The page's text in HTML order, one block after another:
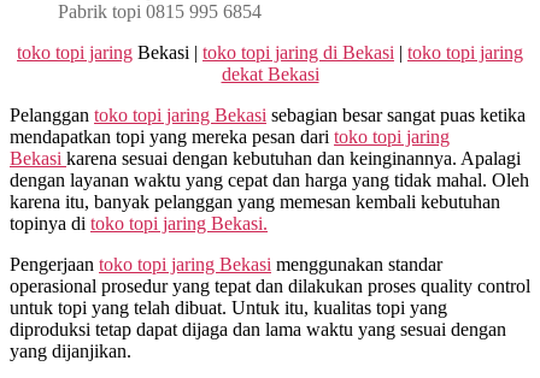
Pabrik topi 0815 995 6854
toko topi jaring Bekasi | toko topi jaring di Bekasi | toko topi jaring
dekat Bekasi
Pelanggan toko topi jaring Bekasi sebagian besar sangat puas ketika
mendapatkan topi yang mereka pesan dari toko topi jaring
Bekasi karena sesuai dengan kebutuhan dan keinginannya. Apalagi
dengan layanan waktu yang cepat dan harga yang tidak mahal. Oleh
karena itu, banyak pelanggan yang memesan kembali kebutuhan
topinya di toko topi jaring Bekasi.
Pengerjaan toko topi jaring Bekasi menggunakan standar
operasional prosedur yang tepat dan dilakukan proses quality control
untuk topi yang telah dibuat. Untuk itu, kualitas topi yang
diproduksi tetap dapat dijaga dan lama waktu yang sesuai dengan
yang dijanjikan.